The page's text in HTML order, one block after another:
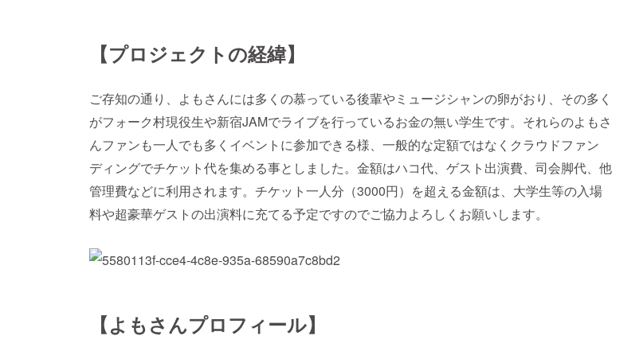
【プロジェクトの経緯】
ご存知の通り、よもさんには多くの慕っている後輩やミュージシャンの卵がおり、その多く
がフォーク村現役生や新宿JAMでライブを行っているお金の無い学生です。それらのよもさ
んファンも一人でも多くイベントに参加できる様、一般的な定額ではなくクラウドファン
ディングでチケット代を集める事としました。金額はハコ代、ゲスト出演費、司会脚代、他
管理費などに利用されます。チケット一人分（3000円）を超える金額は、大学生等の入場
料や超豪華ゲストの出演料に充てる予定ですのでご協力よろしくお願いします。
【よもさんプロフィール】